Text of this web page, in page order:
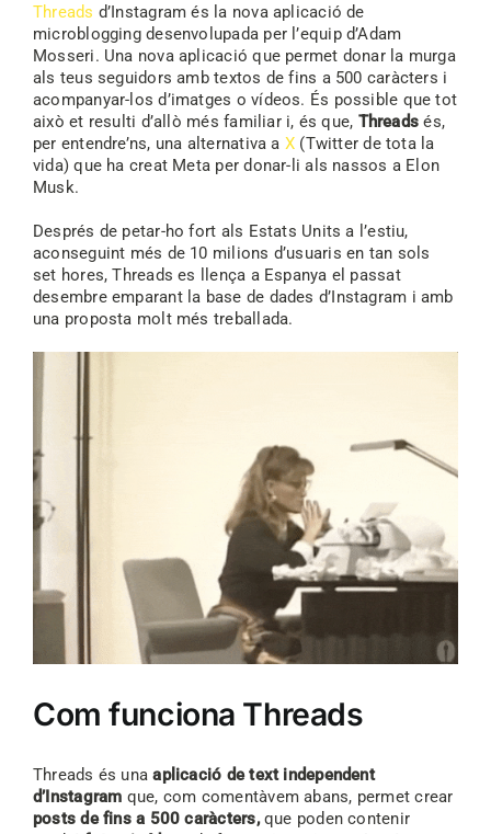
Threads d’Instagram és la nova aplicació de
microblogging desenvolupada per l’equip d’Adam
Mosseri. Una nova aplicació que permet donar la murga
als teus seguidors amb textos de fins a 500 caràcters i
acompanyar-los d’imatges o vídeos. És possible que tot
això et resulti d’allò més familiar i, és que, Threads és,
per entendre’ns, una alternativa a X (Twitter de tota la
vida) que ha creat Meta per donar-li als nassos a Elon
Musk.
Després de petar-ho fort als Estats Units a l’estiu,
aconseguint més de 10 milions d’usuaris en tan sols
set hores, Threads es llença a Espanya el passat
desembre emparant la base de dades d’Instagram i amb
una proposta molt més treballada.
Com funciona Threads
Threads és unaaplicació de text independent
d’Instagram que, com comentàvem abans, permet crear
posts de fins a 500 caràcters,que poden contenir